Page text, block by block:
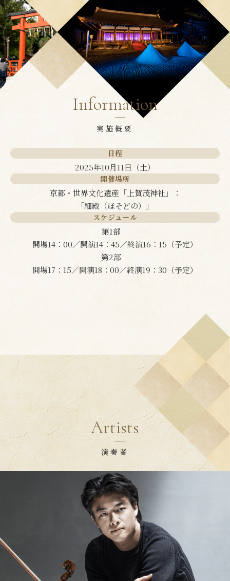
Information
実施概要
日程
2025年10月11日（土）
開催場所
京都・世界文化遺産「上賀茂神社」：
「細殿（ほそどの）」
スケジュール
第1部
開場14：00／開演14：45／終演16：15（予定）
第2部
開場17：15／開演18：00／終演19：30（予定）
Artists
演奏者